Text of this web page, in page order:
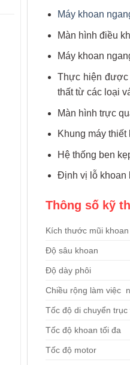
Máy khoan
Màn hình điều
Máy khoan
Thực hiện được
thất từ các loại
Màn hình trực
Khung máy
Hệ thống ben
Định vị lỗ khoan
Thông số kỹ
Kích thước mũi khoan
Độ sâu khoan
Độ dày phôi
Chiều rộng làm việc
Tốc độ di chuyển trục
Tốc độ khoan tối đa
Tốc độ motor